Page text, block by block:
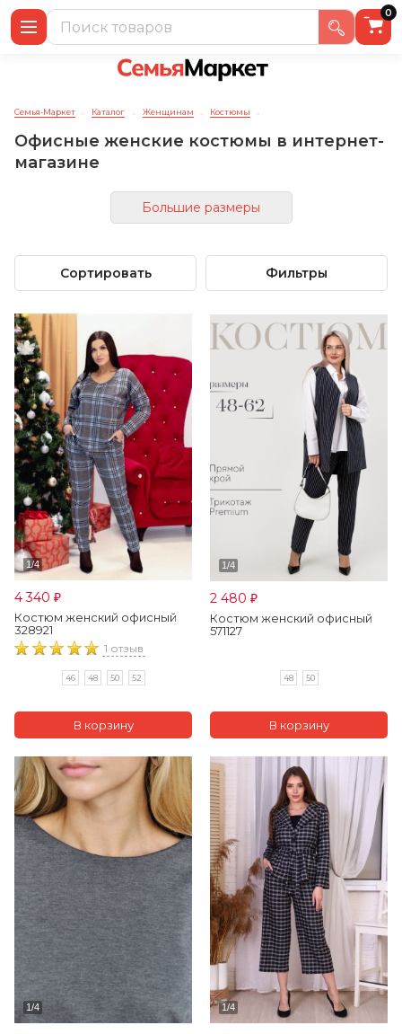
0
Семья-Маркет → Каталог → Женщинам → Костюмы →
Офисные женские костюмы в интернет-
магазине
Большие размеры
Сортировать Фильтры
4 340 ₽
Костюм женский офисный
328921
1 отзыв
46 48 50 52
2 480 ₽
Костюм женский офисный
571127
48 50